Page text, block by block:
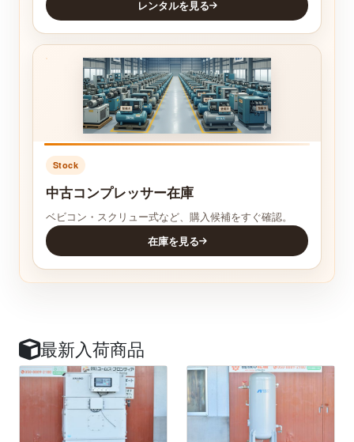
レンタルを見る
Stock
中古コンプレッサー在庫
ベビコン・スクリュー式など、購入候補をすぐ確認。
在庫を見る
最新入荷商品